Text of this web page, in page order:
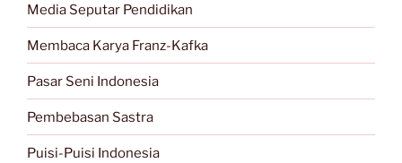
Media Seputar Pendidikan
Membaca Karya Franz-Kafka
Pasar Seni Indonesia
Pembebasan Sastra
Puisi-Puisi Indonesia